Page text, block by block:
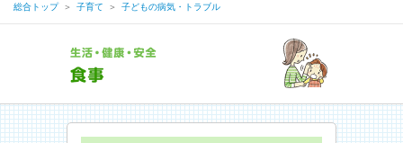
総合トップ ＞ 子育て ＞ 子どもの病気・トラブル